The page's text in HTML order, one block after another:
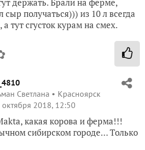
сыр получаться))) из 10 л всегда
тут сгусток курам на смех.
Светлана
Красноярск
октября 2018, 12:50
какая корова и ферма!!!
сибирском городе… Только